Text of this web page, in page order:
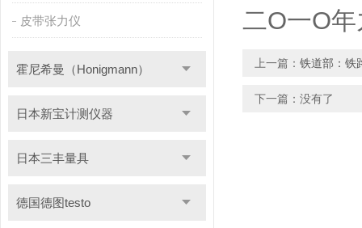
皮带张力仪
霍尼希曼（Honigmann）
日本新宝计测仪器
日本三丰量具
德国德图testo
二O一O
上一篇： 铁道部：铁
下一篇：没有了